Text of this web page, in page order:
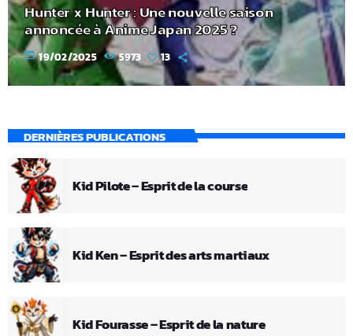
Hunter x Hunter : Une nouvelle saison
annoncée à Anime Japan 2025 ?
today 19/02/2025 5973 13
DERNIÈRES PUBLICATIONS
Kid Pilote – Esprit de la course
Kid Ken – Esprit des arts martiaux
Kid Fourasse – Esprit de la nature